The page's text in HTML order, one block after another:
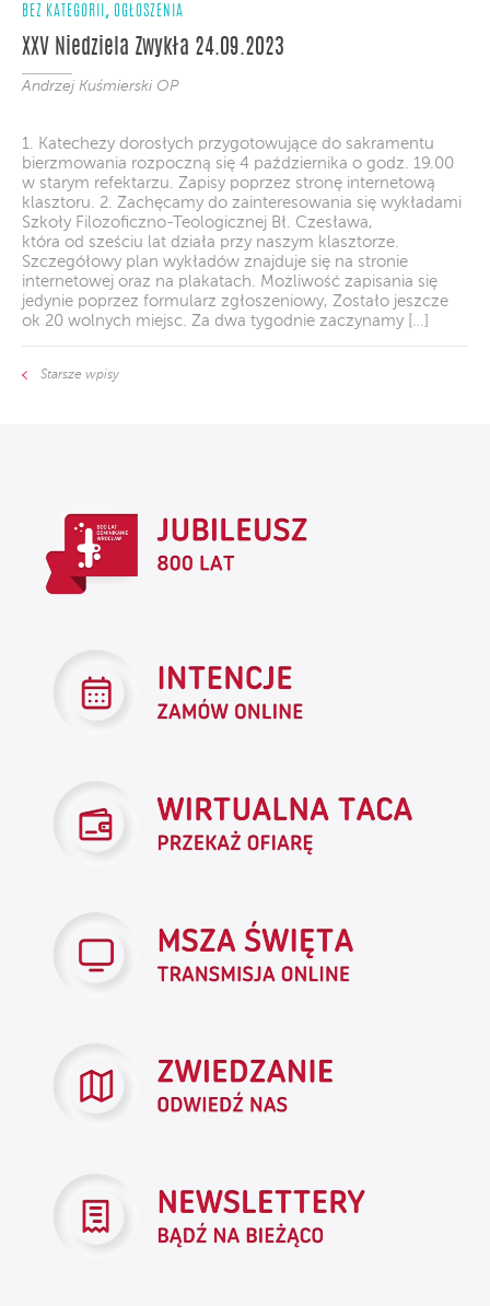
BEZ KATEGORII , OGŁOSZENIA
XXV Niedziela Zwykła 24.09.2023
Andrzej Kuśmierski OP
1. Katechezy dorosłych przygotowujące do sakramentu
bierzmowania rozpoczną się 4 października o godz. 19.00
w starym refektarzu. Zapisy poprzez stronę internetową
klasztoru. 2. Zachęcamy do zainteresowania się wykładami
Szkoły Filozoficzno-Teologicznej Bł. Czesława,
która od sześciu lat działa przy naszym klasztorze.
Szczegółowy plan wykładów znajduje się na stronie
internetowej oraz na plakatach. Możliwość zapisania się
jedynie poprzez formularz zgłoszeniowy, Zostało jeszcze
ok 20 wolnych miejsc. Za dwa tygodnie zaczynamy […]
Starsze wpisy